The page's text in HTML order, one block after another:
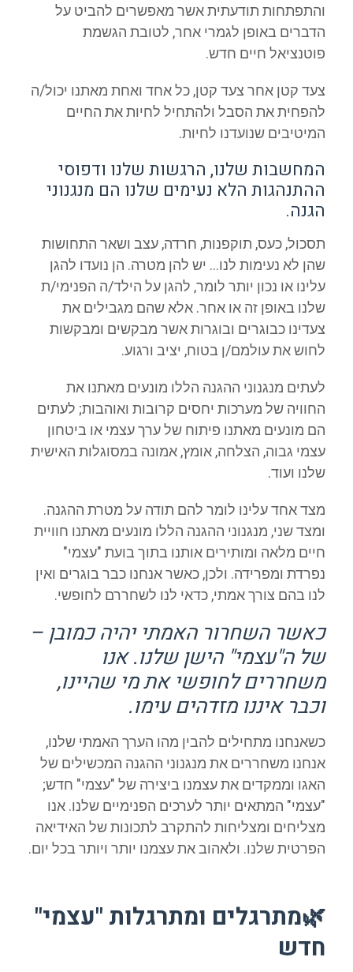
והתפתחות תודעתית אשר מאפשרים להביט על
הדברים באופן לגמרי אחר, לטובת הגשמת
פוטנציאל חיים חדש.
צעד קטן אחר צעד קטן, כל אחד ואחת מאתנו יכול/ה
להפחית את הסבל ולהתחיל לחיות את החיים
המיטיבים שנועדנו לחיות.
המחשבות שלנו, הרגשות שלנו ודפוסי
ההתנהגות הלא נעימים שלנו הם מנגנוני
הגנה.
תסכול, כעס, תוקפנות, חרדה, עצב ושאר התחושות
שהן לא נעימות לנו… יש להן מטרה. הן נועדו להגן
עלינו או נכון יותר לומר, להגן על הילד/ה הפנימי/ת
שלנו באופן זה או אחר. אלא שהם מגבילים את
צעדינו כבוגרים ובוגרות אשר מבקשים ומבקשות
לחוש את עולמם/ן בטוח, יציב ורגוע.
לעתים מנגנוני ההגנה הללו מונעים מאתנו את
החוויה של מערכות יחסים קרובות ואוהבות; לעתים
הם מונעים מאתנו פיתוח של ערך עצמי או ביטחון
עצמי גבוה, הצלחה, אומץ, אמונה במסוגלות האישית
שלנו ועוד.
מצד אחד עלינו לומר להם תודה על מטרת ההגנה.
ומצד שני, מנגנוני ההגנה הללו מונעים מאתנו חוויית
חיים מלאה ומותירים אותנו בתוך בועת "עצמי"
נפרדת ומפרידה. ולכן, כאשר אנחנו כבר בוגרים ואין
לנו בהם צורך אמתי, כדאי לנו לשחררם לחופשי.
כאשר השחרור האמתי יהיה כמובן –
של ה"עצמי" הישן שלנו. אנו
משחררים לחופשי את מי שהיינו,
וכבר איננו מזדהים עימו.
כשאנחנו מתחילים להבין מהו הערך האמתי שלנו,
אנחנו משחררים את מנגנוני ההגנה המכשילים של
האגו וממקדים את עצמנו ביצירה של "עצמי" חדש;
"עצמי" המתאים יותר לערכים הפנימיים שלנו. אנו
מצליחים ומצליחות להתקרב לתכונות של האידיאה
הפרטית שלנו. ולאהוב את עצמנו יותר ויותר בכל יום.
🌿מתרגלים ומתרגלות "עצמי"
חדש